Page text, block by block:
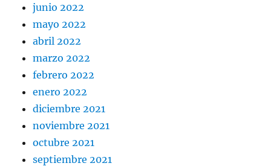
junio 2022
mayo 2022
abril 2022
marzo 2022
febrero 2022
enero 2022
diciembre 2021
noviembre 2021
octubre 2021
septiembre 2021